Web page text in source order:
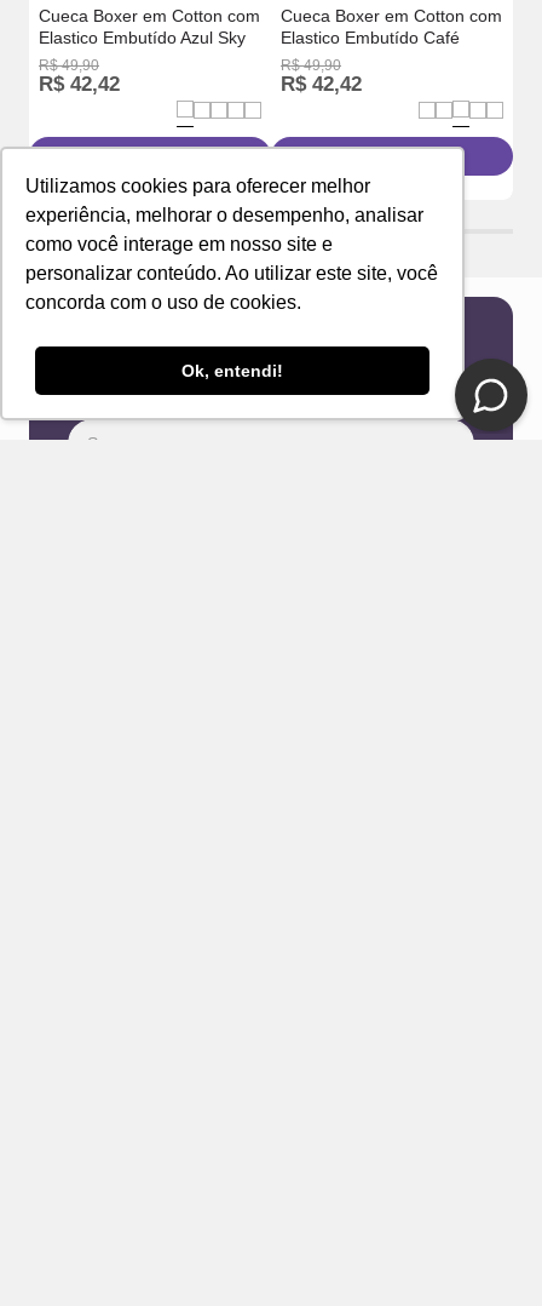
Utilizamos cookies para oferecer melhor
experiência, melhorar o desempenho, analisar
como você interage em nosso site e
personalizar conteúdo. Ao utilizar este site, você
concorda com o uso de cookies.
Ok, entendi!
Cueca Boxer em Cotton com
Elastico Embutído Azul Sky
R$ 49,90
R$ 42,42
Cueca Boxer em Cotton com
Elastico Embutído Café
R$ 49,90
R$ 42,42
Newsletter
Receba novidades e ofertas exclusivas em seu